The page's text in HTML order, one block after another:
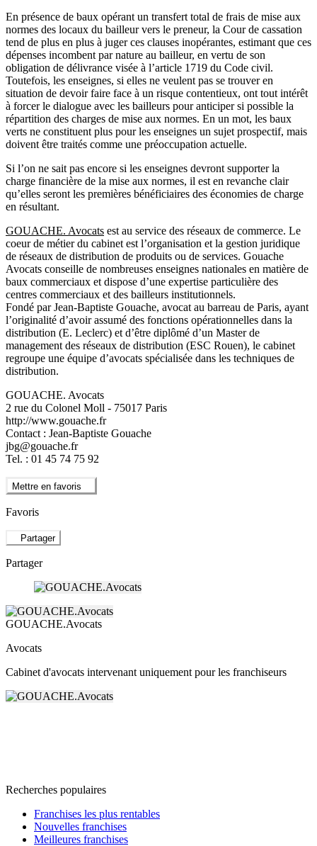
En présence de baux opérant un transfert total de frais de mise aux
normes des locaux du bailleur vers le preneur, la Cour de cassation
tend de plus en plus à juger ces clauses inopérantes, estimant que ces
dépenses incombent par nature au bailleur, en vertu de son
obligation de délivrance visée à l’article 1719 du Code civil.
Toutefois, les enseignes, si elles ne veulent pas se trouver en
situation de devoir faire face à un risque contentieux, ont tout intérêt
à forcer le dialogue avec les bailleurs pour anticiper si possible la
répartition des charges de mise aux normes. En un mot, les baux
verts ne constituent plus pour les enseignes un sujet prospectif, mais
doivent être traités comme une préoccupation actuelle.
Si l’on ne sait pas encore si les enseignes devront supporter la
charge financière de la mise aux normes, il est en revanche clair
qu’elles seront les premières bénéficiaires des économies de charge
en résultant.
GOUACHE. Avocats est au service des réseaux de commerce. Le
coeur de métier du cabinet est l’organisation et la gestion juridique
de réseaux de distribution de produits ou de services. Gouache
Avocats conseille de nombreuses enseignes nationales en matière de
baux commerciaux et dispose d’une expertise particulière des
centres commerciaux et des bailleurs institutionnels.
Fondé par Jean-Baptiste Gouache, avocat au barreau de Paris, ayant
l’originalité d’avoir assumé des fonctions opérationnelles dans la
distribution (E. Leclerc) et d’être diplômé d’un Master de
management des réseaux de distribution (ESC Rouen), le cabinet
regroupe une équipe d’avocats spécialisée dans les techniques de
distribution.
GOUACHE. Avocats
2 rue du Colonel Moll - 75017 Paris
http://www.gouache.fr
Contact : Jean-Baptiste Gouache
jbg@gouache.fr
Tel. : 01 45 74 75 92
Mettre en favoris
Favoris
Partager
Partager
GOUACHE.Avocats
Avocats
Cabinet d'avocats intervenant uniquement pour les franchiseurs
Recherches populaires
Franchises les plus rentables
Nouvelles franchises
Meilleures franchises